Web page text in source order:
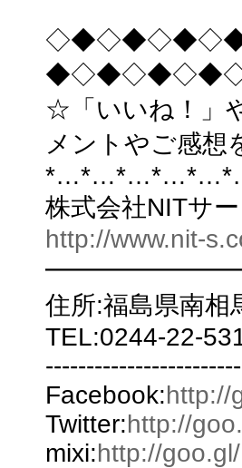
☆「いいね！」
メントやご感
株式会社NITサ
http://www.nit-
住所:福島県南相
TEL:0244-22-
Facebook:http://
Twitter:http://
mixi:http://